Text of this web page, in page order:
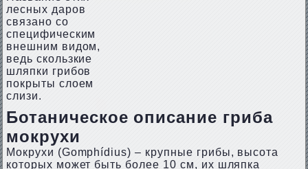
лесных даров
связано со
специфическим
внешним видом,
ведь скользкие
шляпки грибов
покрыты слоем
слизи.
Ботаническое описание гриба
мокрухи
Мокрухи (Gomphídius) – крупные грибы, высота
которых может быть более 10 см, их шляпка